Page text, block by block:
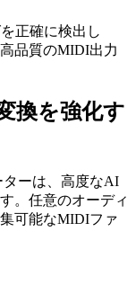
正確に検出し
品質のMIDI出力
換を強化す
ーは、高度なAI
。任意のオーディ
可能なMIDIファ